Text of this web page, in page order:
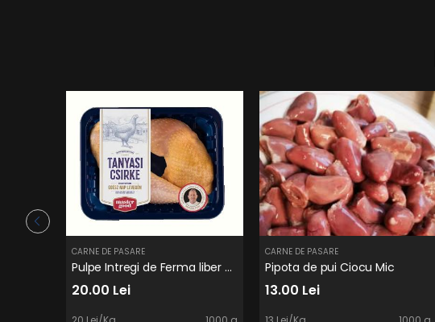
CARNE DE PASARE
Pulpe Intregi de Ferma liber Tanyasi
20.00 Lei
CARNE DE PASARE
Pipota de pui Ciocu Mic
13.00 Lei